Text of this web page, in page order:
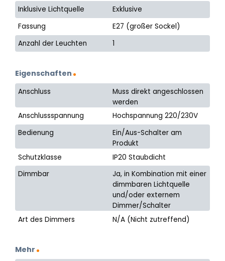
Inklusive Lichtquelle
Exklusive
Fassung
E27 (großer Sockel)
Anzahl der Leuchten
1
Eigenschaften
Anschluss
Muss direkt angeschlossen
werden
Anschlussspannung
Hochspannung 220/230V
Bedienung
Ein/Aus-Schalter am
Produkt
Schutzklasse
IP20 Staubdicht
Dimmbar
Ja, in Kombination mit einer
dimmbaren Lichtquelle
und/oder externem
Dimmer/Schalter
Art des Dimmers
N/A (Nicht zutreffend)
Mehr